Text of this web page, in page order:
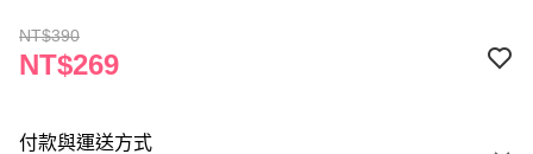
NT$390
NT$269
付款與運送方式